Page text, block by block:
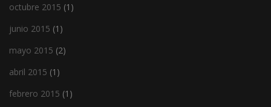
octubre 2015 (1)
junio 2015 (1)
mayo 2015 (2)
abril 2015 (1)
febrero 2015 (1)